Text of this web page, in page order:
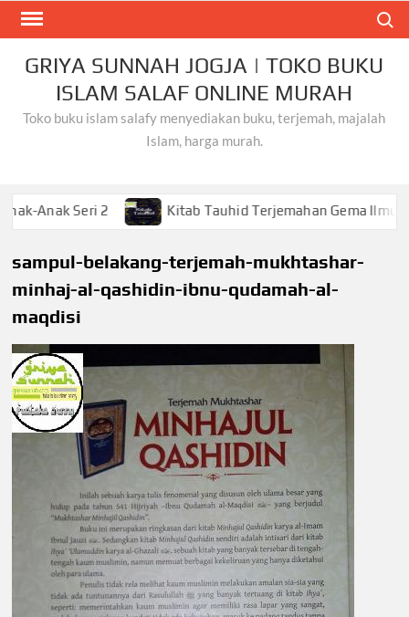
Skip
contentGRIYA SUNNAH JOGJA | TOKO BUKU
ISLAM SALAF ONLINE MURAH
Toko buku islam salafy menyediakan buku, terjemah, majalah
Islam, harga murah.
Seri 2 Kitab Tauhid Terjemahan Gema Ilmu
sampul-belakang-terjemah-mukhtashar-
minhaj-al-qashidin-ibnu-qudamah-al-
maqdisi